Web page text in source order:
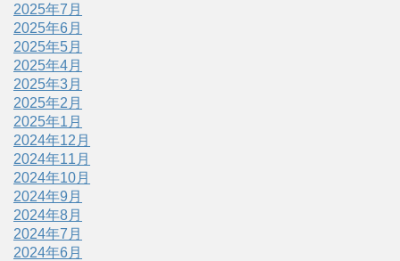
2025年7月
2025年6月
2025年5月
2025年4月
2025年3月
2025年2月
2025年1月
2024年12月
2024年11月
2024年10月
2024年9月
2024年8月
2024年7月
2024年6月